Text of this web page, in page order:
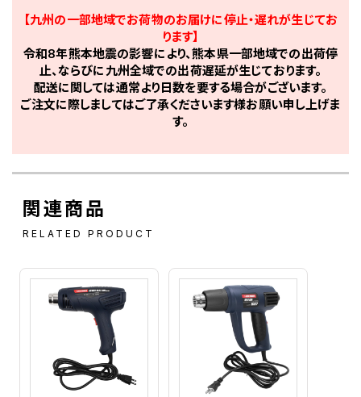
【九州の一部地域でお荷物のお届けに停止・遅れが生じてお
ります】
令和8年熊本地震の影響により、熊本県一部地域での出荷停
止、ならびに九州全域での出荷遅延が生じております。
配送に関しては通常より日数を要する場合がございます。
ご注文に際しましてはご了承くださいます様お願い申し上げま
す。
関連商品
RELATED PRODUCT